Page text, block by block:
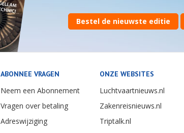
Bestel de nieuwste editie
ABONNEE VRAGEN
Neem een Abonnement
Vragen over betaling
Adreswijziging
ONZE WEBSITES
Luchtvaartnieuws.nl
Zakenreisnieuws.nl
Triptalk.nl